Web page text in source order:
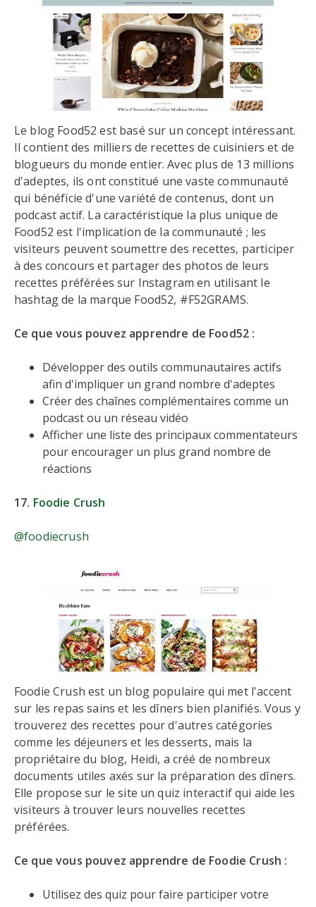
Le blog Food52 est basé sur un concept intéressant.
Il contient des milliers de recettes de cuisiniers et de
blogueurs du monde entier. Avec plus de 13 millions
d'adeptes, ils ont constitué une vaste communauté
qui bénéficie d'une variété de contenus, dont un
podcast actif. La caractéristique la plus unique de
Food52 est l'implication de la communauté ; les
visiteurs peuvent soumettre des recettes, participer
à des concours et partager des photos de leurs
recettes préférées sur Instagram en utilisant le
hashtag de la marque Food52, #F52GRAMS.
Ce que vous pouvez apprendre de Food52 :
Développer des outils communautaires actifs
afin d'impliquer un grand nombre d'adeptes
Créer des chaînes complémentaires comme un
podcast ou un réseau vidéo
Afficher une liste des principaux commentateurs
pour encourager un plus grand nombre de
réactions
17. Foodie Crush
@foodiecrush
Foodie Crush est un blog populaire qui met l'accent
sur les repas sains et les dîners bien planifiés. Vous y
trouverez des recettes pour d'autres catégories
comme les déjeuners et les desserts, mais la
propriétaire du blog, Heidi, a créé de nombreux
documents utiles axés sur la préparation des dîners.
Elle propose sur le site un quiz interactif qui aide les
visiteurs à trouver leurs nouvelles recettes
préférées.
Ce que vous pouvez apprendre de Foodie Crush :
Utilisez des quiz pour faire participer votre